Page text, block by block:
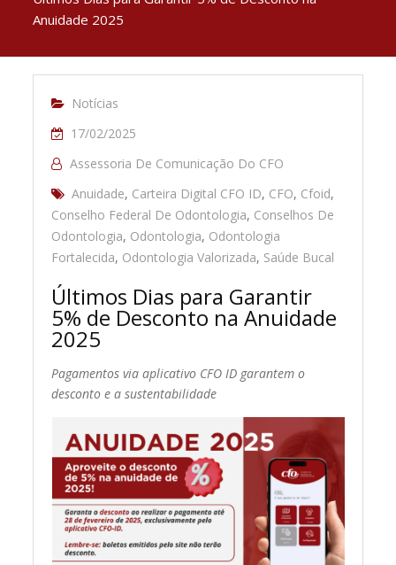
Anuidade 2025
Notícias
17/02/2025
Assessoria De Comunicação Do CFO
Anuidade, Carteira Digital CFO ID, CFO, Cfoid,
Conselho Federal De Odontologia, Conselhos De
Odontologia, Odontologia, Odontologia
Fortalecida, Odontologia Valorizada, Saúde Bucal
Últimos Dias para Garantir
5% de Desconto na Anuidade
2025
Pagamentos via aplicativo CFO ID garantem o
desconto e a sustentabilidade